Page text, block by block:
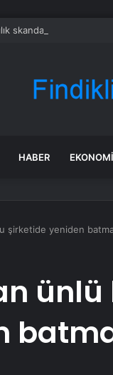
skandalıyla partiden
HABER EKONOMI
şirketide yeniden